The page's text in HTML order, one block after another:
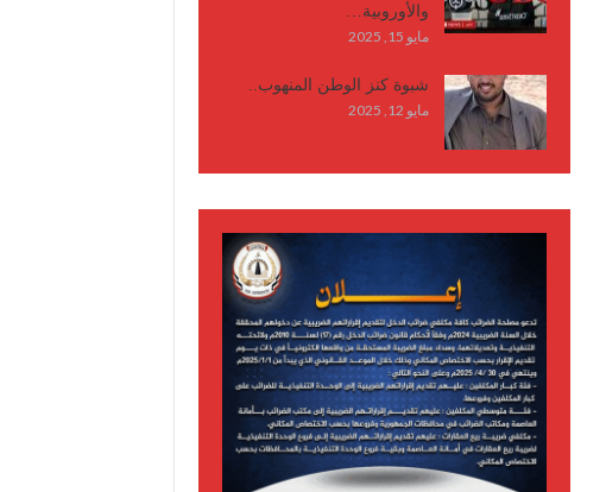
والأوروبية…
مايو 15, 2025
شبوة كنز الوطن المنهوب..
مايو 12, 2025